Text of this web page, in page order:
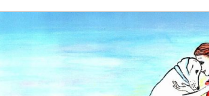
Ważny ... Prawda w grozie przeżyć ...
prezyd ... Ryszard Petru nie wyklucza, że
... Jak ułan obronił katedrę ...
zainwestuje 350 mld dolarów w USA ... Wojna